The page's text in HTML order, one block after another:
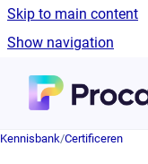
Skip to main content
Show navigation
Kennisbank/Certificeren